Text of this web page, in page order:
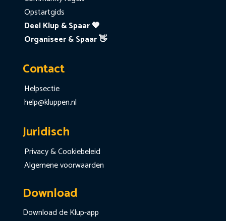
Opstartgids
Deel Klup & Spaar 💙
Organiseer & Spaar 👋
Contact
Helpsectie
help@kluppen.nl
Juridisch
Privacy & Cookiebeleid
Algemene voorwaarden
Download
Download de Klup-app